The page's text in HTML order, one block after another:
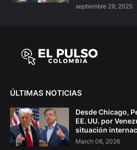
septiembre 29, 2025
ÚLTIMAS NOTICIAS
Desde Chicago,
EE. UU. por
situación
March 06, 2026